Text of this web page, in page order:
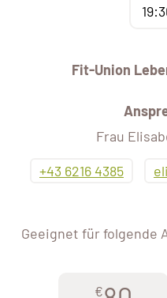
Fit-Union
Frau
+43 6216 4385
Geeignet für folgende
€